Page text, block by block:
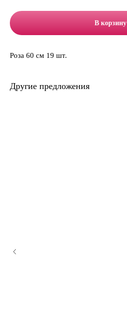
В корзину
Роза 60 см 19 шт.
Другие предложения